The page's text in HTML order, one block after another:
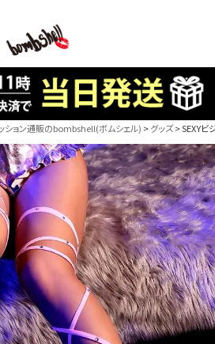
B/bomb
ション通販のbombshell(ボムシェル) グッズ SEXYビ